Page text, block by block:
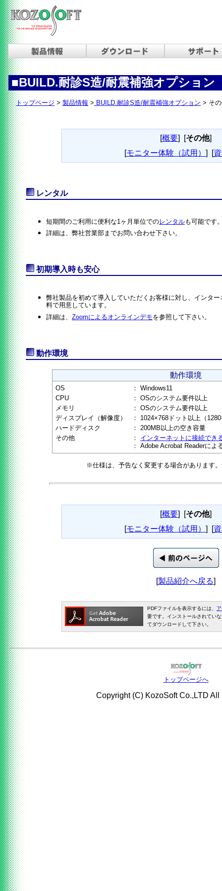
■BUILD.耐診S造/耐震補強オプション
トップページ > 製品情報 > BUILD.耐診S造/耐震補強オプション > そ
[概要] [その他]
[モニター体験（試用） ] [
レンタル
短期間のご利用に便利な1ヶ月単位でのレンタルも可能です
詳細は、弊社営業部までお問い合わせ下さい。
初期導入時も安心
弊社製品を初めて導入していただくお客様に対し、インタ
料で用意しています。
詳細は、 Zoomによるオンラインデモを参照して下さい。
動作環境
動作環境
OS ： Windows11
CPU
： OSのシステム要件以上
メモリ
： OSのシステム要件以上
ディスプレイ（解像度）
：
1024×768ドット以上（
ハードディスク
： 200MB以上の空き容量
その他
：
：
インターネットに接続でき
Adobe Acrobat Readerによ
※仕様は、予告なく変更する場合があります
[概要] [その他]
[モニター体験（試用） ] [
[製品紹介へ戻る]
PDFファイルを表示するには、
要です。インストールされてい
てダウンロードして下さい。
トップページへ
Copyright (C) KozoSoft Co.,LTD All